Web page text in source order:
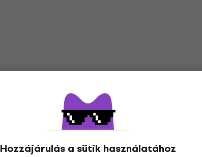
Hozzájárulás a sütik használatához